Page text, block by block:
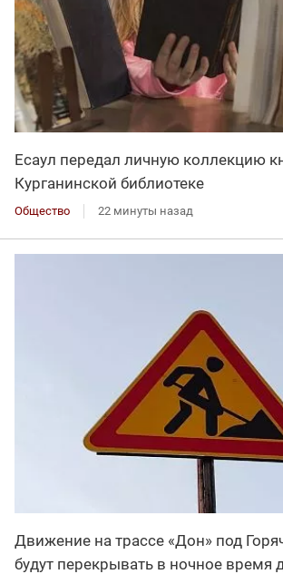
Есаул передал личную коллекцию
Курганинской библиотеке
Общество 22 минуты назад
Движение на трассе «Дон» под
будут перекрывать в ночное время